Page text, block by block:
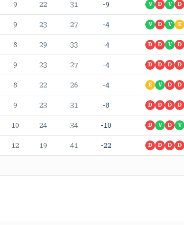
9 22 31 -9 V D V D
9 23 27 -4 V D V E
8 29 33 -4 D D V D
9 23 27 -4 D D D D
8 22 26 -4 E V D D
9 23 31 -8 D D D D
10 24 34 -10 D V D V
12 19 41 -22 D D D D